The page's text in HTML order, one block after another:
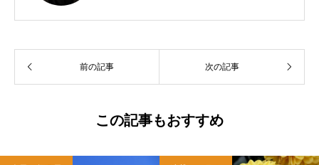
う宗教法人専門の行政書士。2020年7月よりク
「上馬キリスト教会（@kamiumach）」の運営
を行う「まじめ担当」。 著書に『聖書を読んだ
西洋哲学超入門〜』（日本実業出版）、『人生
前の記事 次の記事
この記事もおすすめ